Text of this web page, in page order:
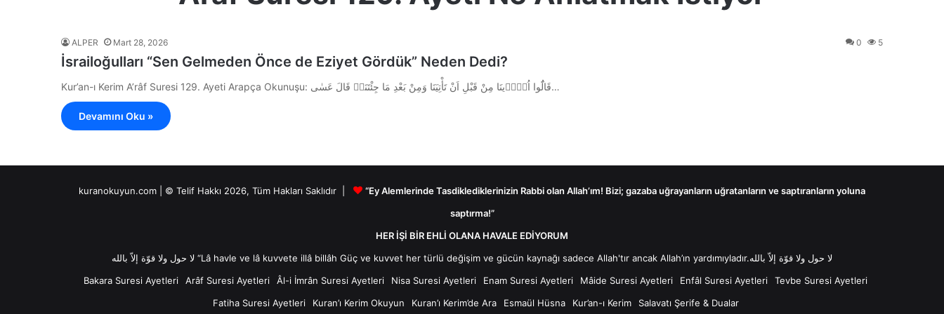
ALPER Mart 28, 2026 0 5
İsrailoğulları “Sen Gelmeden Önce de Eziyet Gördük” Neden Dedi?
Kur’an-ı Kerim A’râf Suresi 129. Ayeti Arapça Okunuşu: قَالُٓوا اُو۪ذ۪ينَا مِنْ قَبْلِ اَنْ تَأْتِيَنَا وَمِنْ بَعْدِ مَا جِئْتَنَاۜ قَالَ عَسٰى…
Devamını Oku »
kuranokuyun.com | © Telif Hakkı 2026, Tüm Hakları Saklıdır |
“Ey Alemlerinde Tasdiklediklerinizin Rabbi olan Allah’ım! Bizi; gazaba uğrayanların uğratanların ve saptıranların yoluna
saptırma!”
HER İŞİ BİR EHLİ OLANA HAVALE EDİYORUM
لا حول ولا قوّة إلاّ بالله “Lâ havle ve lâ kuvvete illâ billâh Güç ve kuvvet her türlü değişim ve gücün kaynağı sadece Allah'tır ancak Allah’ın yardımıyladır.لا حول ولا قوّة إلاّ بالله
Bakara Suresi Ayetleri
Arâf Suresi Ayetleri Âl-i İmrân Suresi Ayetleri Nisa Suresi Ayetleri Enam Suresi Ayetleri Mâide Suresi Ayetleri Enfâl Suresi Ayetleri
Tevbe Suresi Ayetleri
Fatiha Suresi Ayetleri
Kuran’ı Kerim Okuyun Kuran’ı Kerim’de Ara Esmaül Hüsna Kur’an-ı Kerim Salavatı Şerife & Dualar